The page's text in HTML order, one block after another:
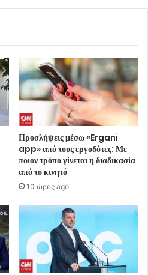
Προσλήψεις μέσω «Ergani
app» από τους εργοδότες: Με
ποιον τρόπο γίνεται η διαδικασία
από το κινητό
10 ώρες ago